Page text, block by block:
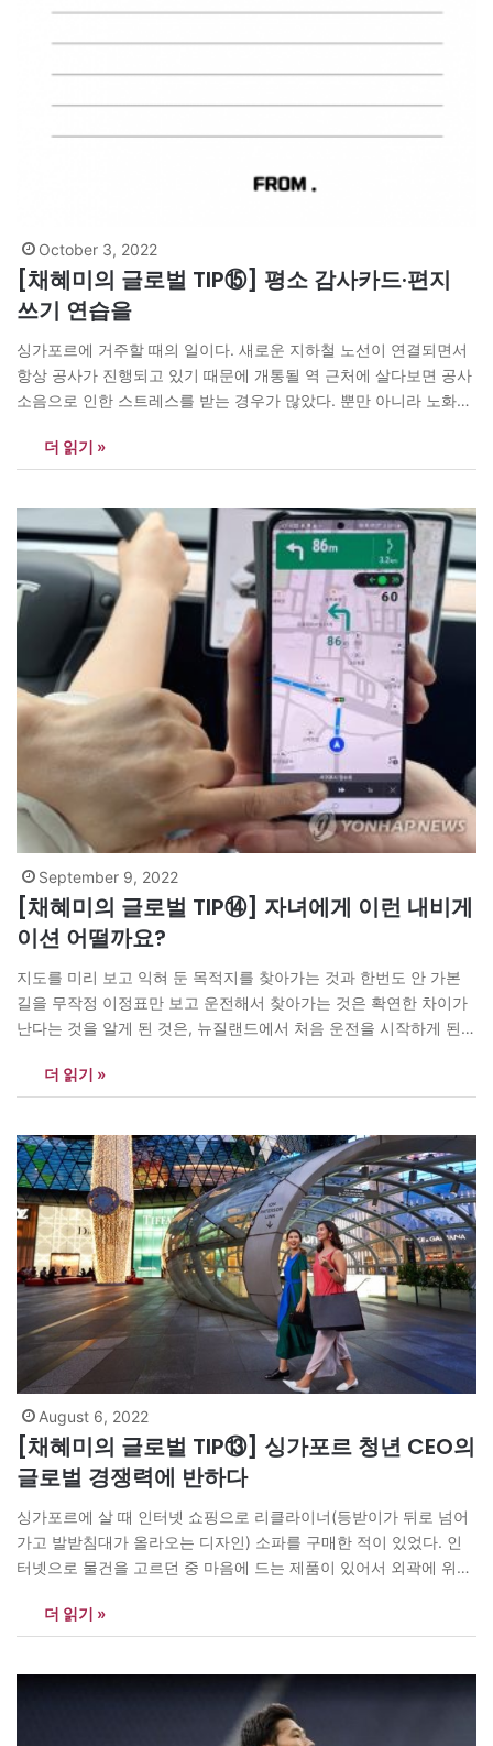
October 3, 2022
[채혜미의 글로벌 TIP⑮] 평소 감사카드·편지
쓰기 연습을
싱가포르에 거주할 때의 일이다. 새로운 지하철 노선이 연결되면서
항상 공사가 진행되고 있기 때문에 개통될 역 근처에 살다보면 공사
소음으로 인한 스트레스를 받는 경우가 많았다. 뿐만 아니라 노화된
가포르의 장점으로 여겨지는 교통의 편리함과 산뜻한 건물과 정비
된 주변 환경을 누리기까지는 그 누군가가 소음과 분진의 공해를 견
더 읽기 »
September 9, 2022
[채혜미의 글로벌 TIP⑭] 자녀에게 이런 내비게
이션 어떨까요?
지도를 미리 보고 익혀 둔 목적지를 찾아가는 것과 한번도 안 가본
길을 무작정 이정표만 보고 운전해서 찾아가는 것은 확연한 차이가
난다는 것을 알게 된 것은, 뉴질랜드에서 처음 운전을 시작하게 된
람이 없이 혼자 새로운 길을 운전해서 찾아가는 것이 초보운전자인
나에게 결코 쉬운 일이…
더 읽기 »
August 6, 2022
[채혜미의 글로벌 TIP⑬] 싱가포르 청년 CEO의
글로벌 경쟁력에 반하다
싱가포르에 살 때 인터넷 쇼핑으로 리클라이너(등받이가 뒤로 넘어
가고 발받침대가 올라오는 디자인) 소파를 구매한 적이 있었다. 인
터넷으로 물건을 고르던 중 마음에 드는 제품이 있어서 외곽에 위치
개한 30대의 싱가폴리안 젊은 사장이 나를 반갑게 맞이해 주었다.
그는 내가 관심을 보인 아이템의 장단점을 상세히 설명해…
더 읽기 »